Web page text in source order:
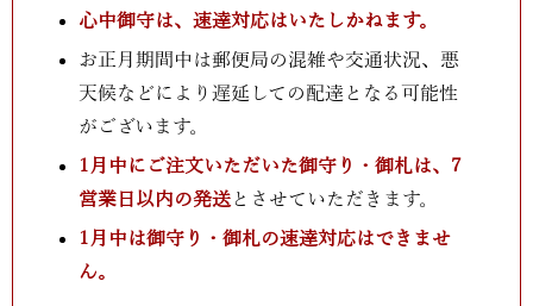
心中御守は、速達対応はいたしかねます。
お正月期間中は郵便局の混雑や交通状況、悪
天候などにより遅延しての配達となる可能性
がございます。
1月中にご注文いただいた御守り・御札は、7
営業日以内の発送とさせていただきます。
1月中は御守り・御札の速達対応はできませ
ん。